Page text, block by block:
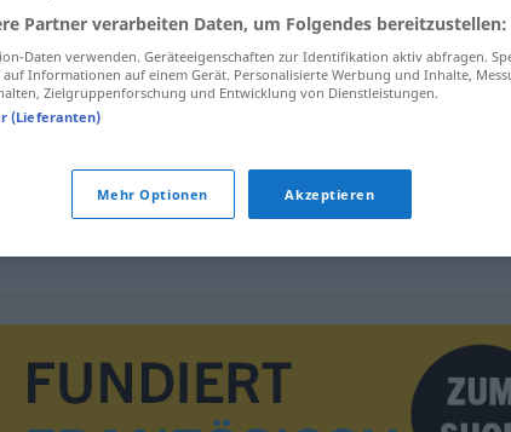
verfault
Partner verarbeiten Daten, um Folgendes bereitzustellen:
Daten verwenden. Geräteeigenschaften zur Identifikation aktiv abfragen.
Informationen auf einem Gerät. Personalisierte Werbung und Inhalte,
Zielgruppenforschung und Entwicklung von Dienstleistungen.
(Lieferanten)
Mehr Optionen Akzeptieren